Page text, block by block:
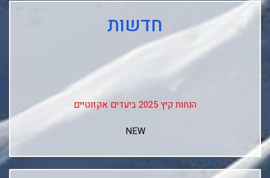
חדשות
הנחות קיץ 2025 ביעדים אקזוטיים
NEW
Club Med Les Arcs Panorama